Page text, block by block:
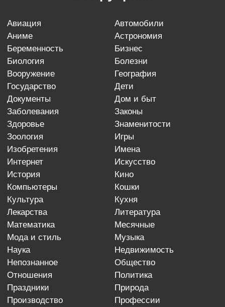
авиация
автомобили
аниме
астрономия
беременность
бизнес
биология
болезни
вооружение
география
государство
дети
документы
дом и быт
заболевания
законы
здоровье
знаменитости
зоология
игры
изобретения
имена
интернет
искусство
история
кино
компьютеры
кошки
культура
кухня
лекарства
литература
математика
месячные
мода и стиль
музыка
наука
недвижимость
непознанное
общество
отношения
политика
праздники
природа
производство
профессии